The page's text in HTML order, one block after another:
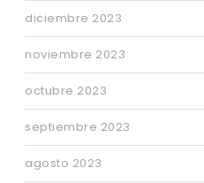
diciembre 2023
noviembre 2023
octubre 2023
septiembre 2023
agosto 2023